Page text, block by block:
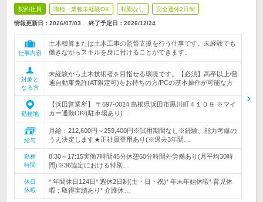
契約社員 職種・業種未経験OK 転勤なし 完全週休2日制
情報更新日：2026/07/03 終了予定日： 2026/12/24
仕事内容
土木積算または土木工事の監督支援を行う仕事です。未経験でも
働きながらスキルを身に付けることができます。
対象と
なる方
未経験から土木技術者を目指せる環境です。【必須】高卒以上/普
通自動車免許(AT限定可)をお持ちの方/PCの基本操作が可能な方
勤務地
【浜田営業所】 〒697-0024 島根県浜田市黒川町４１０９ ※マイ
カー通勤OK!(駐車場あり)…
給与
月給：212,600円～259,400円※試用期間なし※経験、能力考慮の
うえ決定します★正社員登用あり(※過去3年間…
勤務
時間
8:30～17:15実働7時間45分休憩60分時間外労働あり(月平均30時
間)※36協定における特別…
休日
休暇
* 年間休日124日* 週休2日制(土・日・祝)* 年末年始休暇* 育児休
暇：取得実績あり* 介護休…